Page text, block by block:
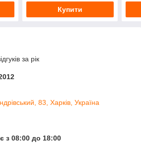
Купити
за рік
83, Харків, Україна
з 08:00 до 18:00